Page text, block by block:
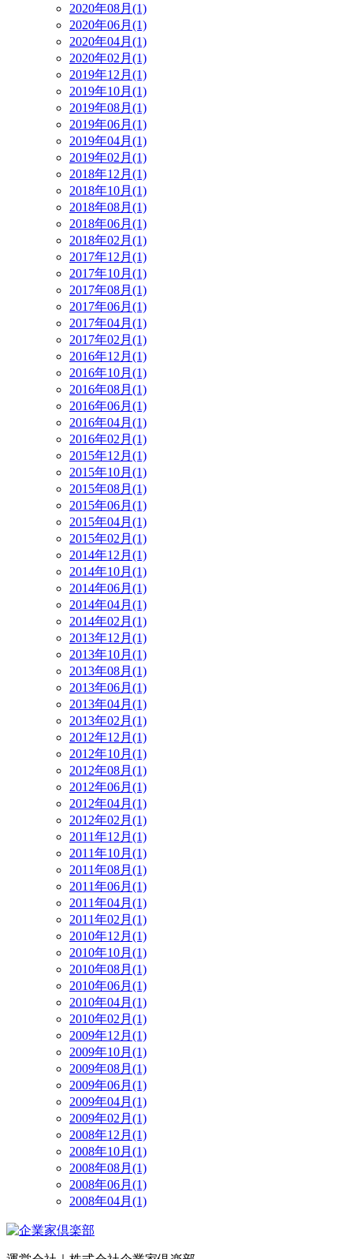
2020年08月(1)
2020年06月(1)
2020年04月(1)
2020年02月(1)
2019年12月(1)
2019年10月(1)
2019年08月(1)
2019年06月(1)
2019年04月(1)
2019年02月(1)
2018年12月(1)
2018年10月(1)
2018年08月(1)
2018年06月(1)
2018年02月(1)
2017年12月(1)
2017年10月(1)
2017年08月(1)
2017年06月(1)
2017年04月(1)
2017年02月(1)
2016年12月(1)
2016年10月(1)
2016年08月(1)
2016年06月(1)
2016年04月(1)
2016年02月(1)
2015年12月(1)
2015年10月(1)
2015年08月(1)
2015年06月(1)
2015年04月(1)
2015年02月(1)
2014年12月(1)
2014年10月(1)
2014年06月(1)
2014年04月(1)
2014年02月(1)
2013年12月(1)
2013年10月(1)
2013年08月(1)
2013年06月(1)
2013年04月(1)
2013年02月(1)
2012年12月(1)
2012年10月(1)
2012年08月(1)
2012年06月(1)
2012年04月(1)
2012年02月(1)
2011年12月(1)
2011年10月(1)
2011年08月(1)
2011年06月(1)
2011年04月(1)
2011年02月(1)
2010年12月(1)
2010年10月(1)
2010年08月(1)
2010年06月(1)
2010年04月(1)
2010年02月(1)
2009年12月(1)
2009年10月(1)
2009年08月(1)
2009年06月(1)
2009年04月(1)
2009年02月(1)
2008年12月(1)
2008年10月(1)
2008年08月(1)
2008年06月(1)
2008年04月(1)